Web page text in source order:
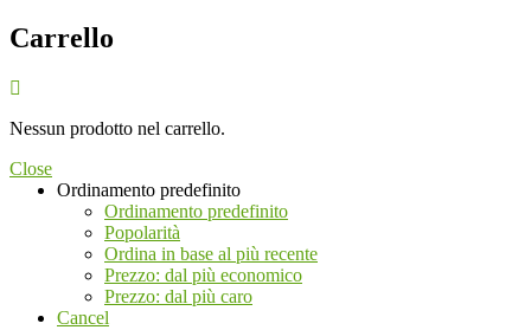
Carrello
Nessun prodotto nel carrello.
Close
Ordinamento predefinito
Ordinamento predefinito
Popolarità
Ordina in base al più recente
Prezzo: dal più economico
Prezzo: dal più caro
Cancel